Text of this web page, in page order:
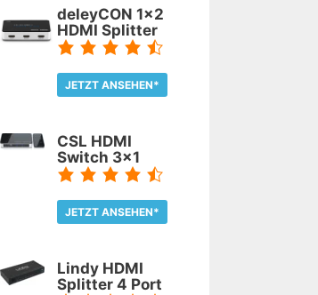
deleyCON 1x2
HDMI Splitter
JETZT ANSEHEN*
CSL HDMI
Switch 3x1
JETZT ANSEHEN*
Lindy HDMI
Splitter 4 Port